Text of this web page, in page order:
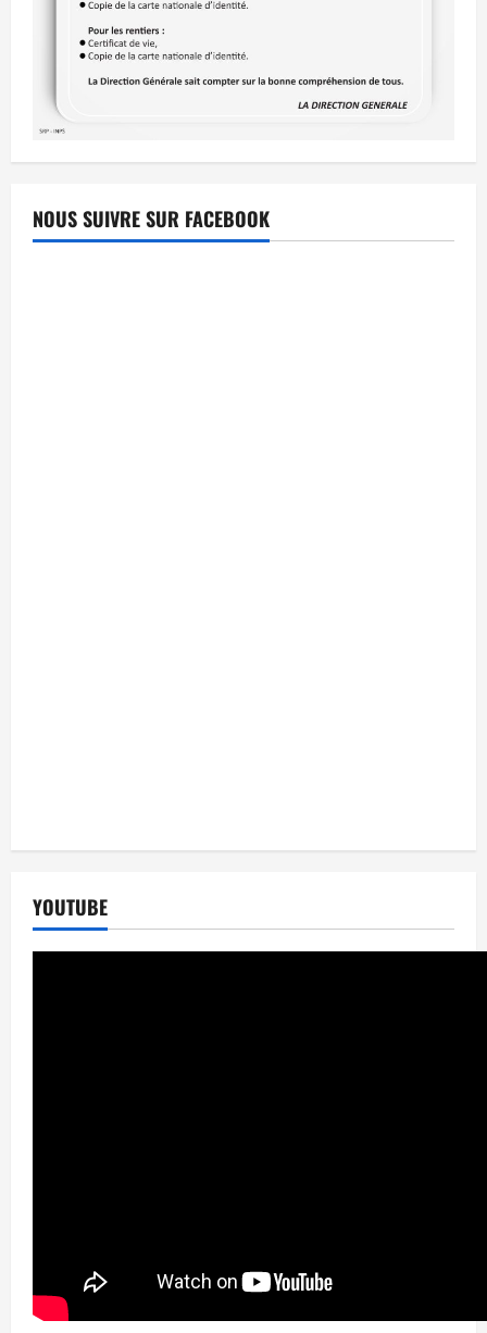
NOUS SUIVRE SUR FACEBOOK
YOUTUBE